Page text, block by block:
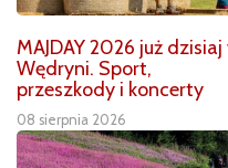
MAJDAY 2026 już dzisiaj
Wędryni. Sport,
przeszkody i koncerty
08 sierpnia 2026